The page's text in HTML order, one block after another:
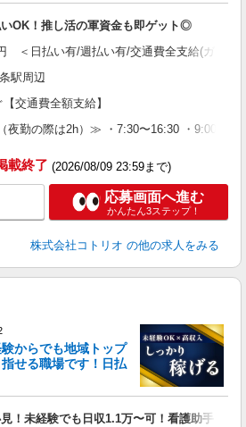
OK！推し活の軍資金も即ゲット◎
＜日払い有/週払い有/交通費全支給(ガソリ
駅周辺
交通費全額支給】
夜勤の際は2h）≫ ・7:30〜16:30 ・9:00〜
載終了 (2026/08/09 23:59まで)
応募画面へ進む
かんたん3ステップ！
株式会社コトリオ の他の求人をみる
からでも地域トップ
せる職場です！日払
！未経験でも日収1.1万〜可！看護助手